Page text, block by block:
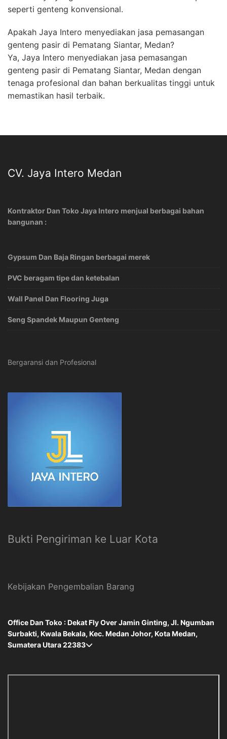
seperti genteng konvensional.
Apakah Jaya Intero menyediakan jasa pemasangan
genteng pasir di Pematang Siantar, Medan?
Ya, Jaya Intero menyediakan jasa pemasangan
genteng pasir di Pematang Siantar, Medan dengan
tenaga profesional dan bahan berkualitas tinggi untuk
memastikan hasil terbaik.
CV. Jaya Intero Medan
Kontraktor Dan Toko Jaya Intero menjual berbagai bahan
bangunan :
Gypsum Dan Baja Ringan berbagai merek
PVC beragam tipe dan ketebalan
Wall Panel Dan Flooring Juga
Seng Spandek Maupun Genteng
Bergaransi dan Profesional
Bukti Pengiriman ke Luar Kota
Kebijakan Pengembalian Barang
Office Dan Toko : Dekat Fly Over Jamin Ginting, Jl. Ngumban
Surbakti, Kwala Bekala, Kec. Medan Johor, Kota Medan,
Sumatera Utara 22383